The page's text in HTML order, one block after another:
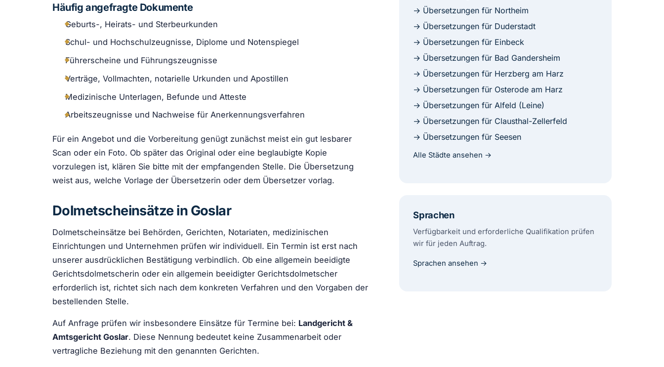
Häufig angefragte Dokumente
Geburts-, Heirats- und Sterbeurkunden
Schul- und Hochschulzeugnisse, Diplome und Notenspiegel
Führerscheine und Führungszeugnisse
Verträge, Vollmachten, notarielle Urkunden und Apostillen
Medizinische Unterlagen, Befunde und Atteste
Arbeitszeugnisse und Nachweise für Anerkennungsverfahren
Für ein Angebot und die Vorbereitung genügt zunächst meist ein gut lesbarer
Scan oder ein Foto. Ob später das Original oder eine beglaubigte Kopie
vorzulegen ist, klären Sie bitte mit der empfangenden Stelle. Die Übersetzung
weist aus, welche Vorlage der Übersetzerin oder dem Übersetzer vorlag.
Dolmetscheinsätze in Goslar
Dolmetscheinsätze bei Behörden, Gerichten, Notariaten, medizinischen
Einrichtungen und Unternehmen prüfen wir individuell. Ein Termin ist erst nach
unserer ausdrücklichen Bestätigung verbindlich. Ob eine allgemein beeidigte
Gerichtsdolmetscherin oder ein allgemein beeidigter Gerichtsdolmetscher
erforderlich ist, richtet sich nach dem konkreten Verfahren und den Vorgaben der
bestellenden Stelle.
Auf Anfrage prüfen wir insbesondere Einsätze für Termine bei: Landgericht &
Amtsgericht Goslar. Diese Nennung bedeutet keine Zusammenarbeit oder
vertragliche Beziehung mit den genannten Gerichten.
→ Übersetzungen für Northeim
→ Übersetzungen für Duderstadt
→ Übersetzungen für Einbeck
→ Übersetzungen für Bad Gandersheim
→ Übersetzungen für Herzberg am Harz
→ Übersetzungen für Osterode am Harz
→ Übersetzungen für Alfeld (Leine)
→ Übersetzungen für Clausthal-Zellerfeld
→ Übersetzungen für Seesen
Alle Städte ansehen →
Sprachen
Verfügbarkeit und erforderliche Qualifikation prüfen
wir für jeden Auftrag.
Sprachen ansehen →